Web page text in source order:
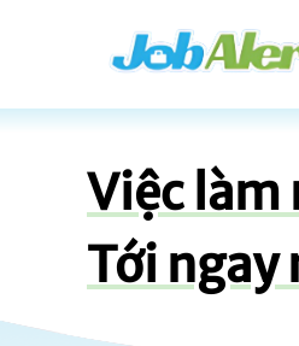
Việc làm
Tới ngay